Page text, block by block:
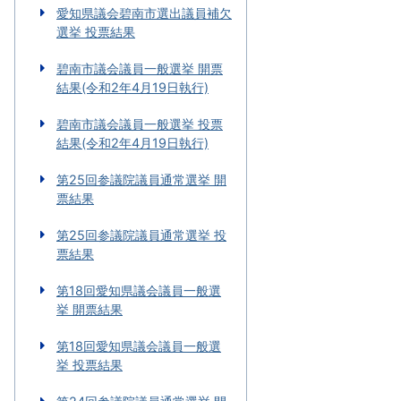
愛知県議会碧南市選出議員補欠
選挙 投票結果
碧南市議会議員一般選挙 開票
結果(令和2年4月19日執行)
碧南市議会議員一般選挙 投票
結果(令和2年4月19日執行)
第25回参議院議員通常選挙 開
票結果
第25回参議院議員通常選挙 投
票結果
第18回愛知県議会議員一般選
挙 開票結果
第18回愛知県議会議員一般選
挙 投票結果